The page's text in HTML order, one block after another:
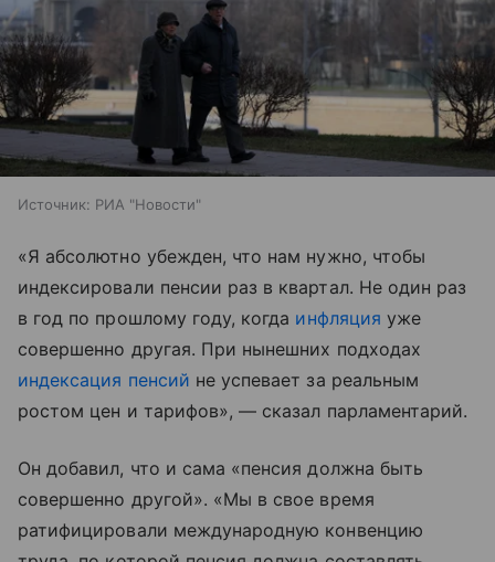
Источник: РИА "Новости"
«Я абсолютно убежден, что нам нужно, чтобы
индексировали пенсии раз в квартал. Не один раз
в год по прошлому году, когда инфляция уже
совершенно другая. При нынешних подходах
индексация пенсий не успевает за реальным
ростом цен и тарифов», — сказал парламентарий.
Он добавил, что и сама «пенсия должна быть
совершенно другой». «Мы в свое время
ратифицировали международную конвенцию